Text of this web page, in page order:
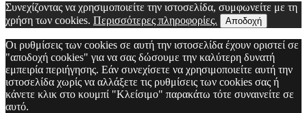
Συνεχίζοντας να χρησιμοποιείτε την ιστοσελίδα, συμφωνείτε με τη
χρήση των cookies. Περισσότερες πληροφορίες. Αποδοχή
Οι ρυθμίσεις των cookies σε αυτή την ιστοσελίδα έχουν οριστεί σε
"αποδοχή cookies" για να σας δώσουμε την καλύτερη δυνατή
εμπειρία περιήγησης. Εάν συνεχίσετε να χρησιμοποιείτε αυτή την
ιστοσελίδα χωρίς να αλλάξετε τις ρυθμίσεις των cookies σας ή
κάνετε κλικ στο κουμπί "Κλείσιμο" παρακάτω τότε συναινείτε σε
αυτό.